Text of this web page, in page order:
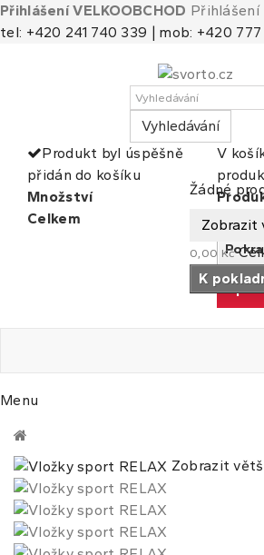
Přihlášení VELKOOBCHOD Přihlášení
tel: +420 241 740 339 | mob: +420 777
Vyhledávání
Košík
(prázdný)
Žádné
Zobrazit
0,00 Kč
K
Produkt byl úspěšně
přidán do košíku
Množství
Celkem
V
K
Menu
Zobrazit